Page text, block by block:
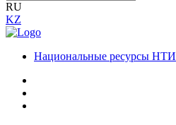
RU
KZ
Национальные ресурсы НТИ